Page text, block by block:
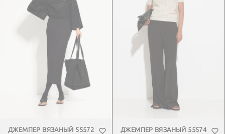
ДЖЕМПЕР ВЯЗАНЫЙ 55572 ДЖЕМПЕР ВЯЗАНЫЙ 55574